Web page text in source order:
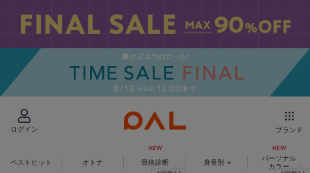
ログイン ブランド
ベストヒット オトナ 骨格診断 身長別
パーソナル
カラー